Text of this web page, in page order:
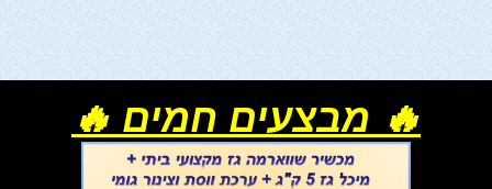
🔥 מבצעים חמים 🔥